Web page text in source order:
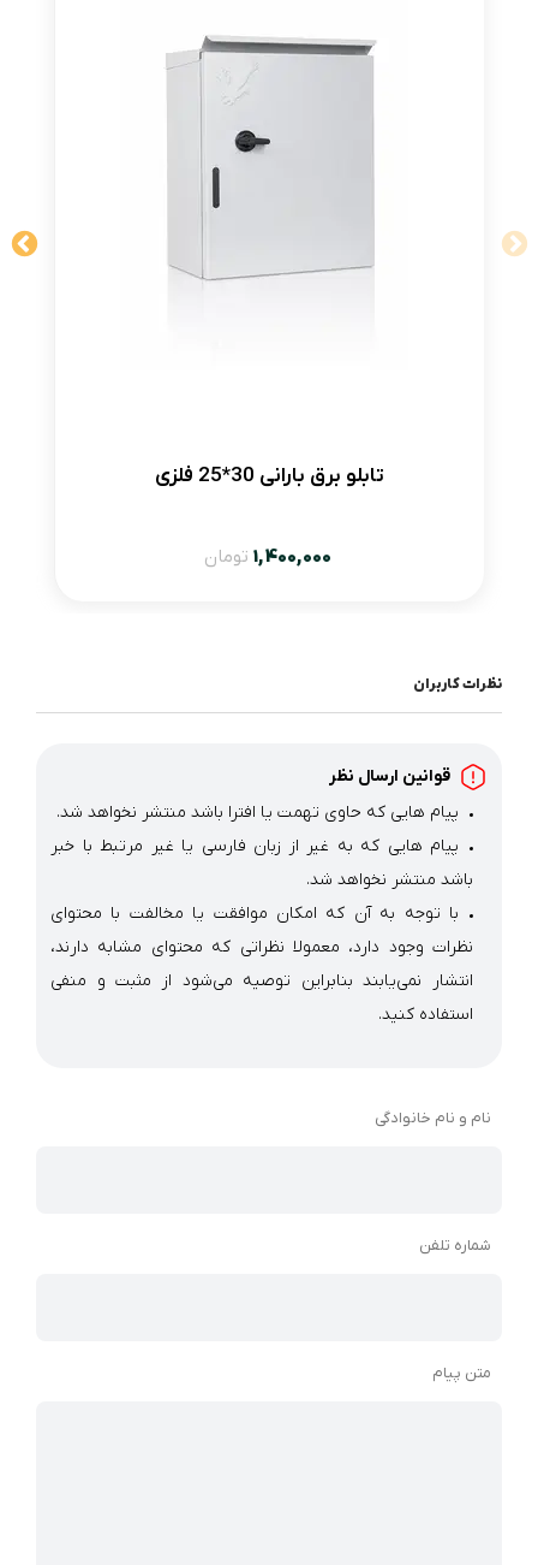
تابلو برق بارانی 30*25 فلزی
1,400,000 تومان
نظرات کاربران
قوانین ارسال نظر
پیام هایی که حاوی تهمت یا افترا باشد منتشر نخواهد شد.
پیام هایی که به غیر از زبان فارسی یا غیر مرتبط با خبر
باشد منتشر نخواهد شد.
با توجه به آن که امکان موافقت یا مخالفت با محتوای
نظرات وجود دارد، معمولا نظراتی که محتوای مشابه دارند،
انتشار نمی‌یابند بنابراین توصیه می‌شود از مثبت و منفی
استفاده کنید.
نام و نام خانوادگی
شماره تلفن
متن پیام